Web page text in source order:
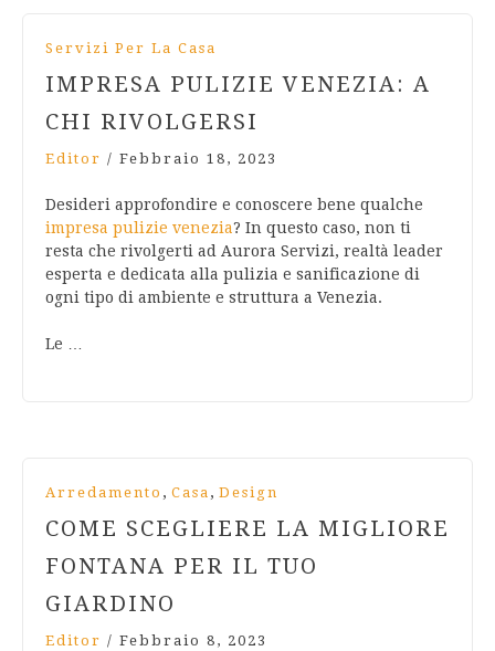
Servizi Per La Casa
IMPRESA PULIZIE VENEZIA: A
CHI RIVOLGERSI
Editor / Febbraio 18, 2023
Desideri approfondire e conoscere bene qualche
impresa pulizie venezia? In questo caso, non ti
resta che rivolgerti ad Aurora Servizi, realtà leader
esperta e dedicata alla pulizia e sanificazione di
ogni tipo di ambiente e struttura a Venezia.
Le …
Arredamento , Casa , Design
COME SCEGLIERE LA MIGLIORE
FONTANA PER IL TUO
GIARDINO
Editor / Febbraio 8, 2023